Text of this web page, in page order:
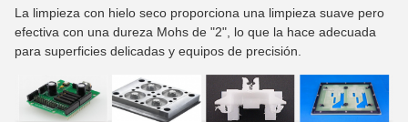
La limpieza con hielo seco proporciona una limpieza suave pero
efectiva con una dureza Mohs de "2", lo que la hace adecuada
para superficies delicadas y equipos de precisión.